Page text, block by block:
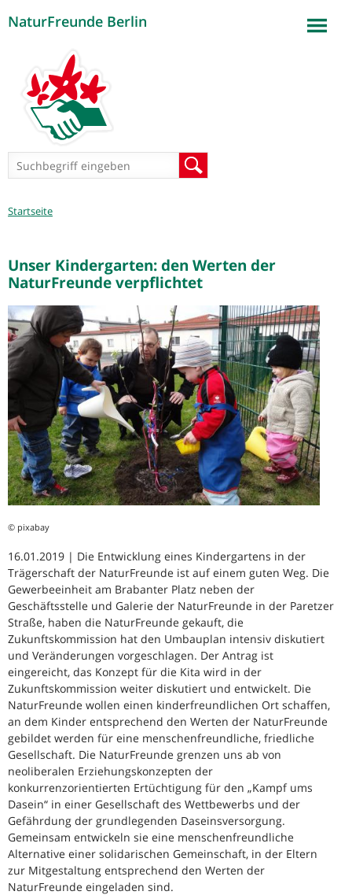
NaturFreunde Berlin
Suchformular
Sie
Startseite
Unser Kindergarten: den Werten der
NaturFreunde verpflichtet
© pixabay
16.01.2019 | Die Entwicklung eines Kindergartens in der
Trägerschaft der NaturFreunde ist auf einem guten Weg. Die
Gewerbeeinheit am Brabanter Platz neben der
Geschäftsstelle und Galerie der NaturFreunde in der Paretzer
Straße, haben die NaturFreunde gekauft, die
Zukunftskommission hat den Umbauplan intensiv diskutiert
und Veränderungen vorgeschlagen. Der Antrag ist
eingereicht, das Konzept für die Kita wird in der
Zukunftskommission weiter diskutiert und entwickelt. Die
NaturFreunde wollen einen kinderfreundlichen Ort schaffen,
an dem Kinder entsprechend den Werten der NaturFreunde
gebildet werden für eine menschenfreundliche, friedliche
Gesellschaft. Die NaturFreunde grenzen uns ab von
neoliberalen Erziehungskonzepten der
konkurrenzorientierten Ertüchtigung für den „Kampf ums
Dasein“ in einer Gesellschaft des Wettbewerbs und der
Gefährdung der grundlegenden Daseinsversorgung.
Gemeinsam entwickeln sie eine menschenfreundliche
Alternative einer solidarischen Gemeinschaft, in der Eltern
zur Mitgestaltung entsprechend den Werten der
NaturFreunde eingeladen sind.